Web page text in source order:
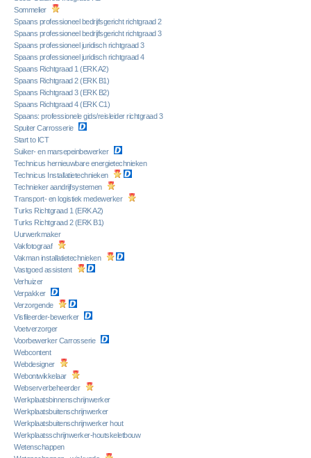
Sommelier
Spaans professioneel bedrijfsgericht richtgraad 2
Spaans professioneel bedrijfsgericht richtgraad 3
Spaans professioneel juridisch richtgraad 3
Spaans professioneel juridisch richtgraad 4
Spaans Richtgraad 1 (ERK A2)
Spaans Richtgraad 2 (ERK B1)
Spaans Richtgraad 3 (ERK B2)
Spaans Richtgraad 4 (ERK C1)
Spaans: professionele gids/reisleider richtgraad 3
Spuiter Carrosserie
Start to ICT
Suiker- en marsepeinbewerker
Technicus hernieuwbare energietechnieken
Technicus Installatietechnieken
Technieker aandrijfsystemen
Transport- en logistiek medewerker
Turks Richtgraad 1 (ERK A2)
Turks Richtgraad 2 (ERK B1)
Uurwerkmaker
Vakfotograaf
Vakman installatietechnieken
Vastgoed assistent
Verhuizer
Verpakker
Verzorgende
Visfileerder-bewerker
Voetverzorger
Voorbewerker Carrosserie
Webcontent
Webdesigner
Webontwikkelaar
Webserverbeheerder
Werkplaatsbinnenschrijnwerker
Werkplaatsbuitenschrijnwerker
Werkplaatsbuitenschrijnwerker hout
Werkplaatsschrijnwerker-houtskeletbouw
Wetenschappen